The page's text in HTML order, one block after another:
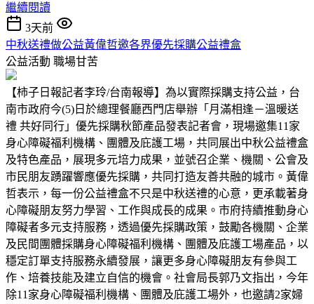
繼續閱讀
3天前
中秋送禮做公益黃偉哲邀各界優先採購公益禮盒
公益活動 職場甘苦
【柿子日報記者李玲/台南報導】為以實際採購支持公益，台
南市政府今(5)日於總理餐廳西門店舉辦「月滿相逢－溫暖送
禮 共好同行」優先採購秋節產品發表記者會，現場邀集11家
身心障礙福利機構、團體及庇護工場，共同展出中秋公益禮盒
及特色產品，展現多元培力成果，並號召企業、機關、公會及
市民朋友踴躍響應優先採購，共同打造友善共融的城市。黃偉
哲表示，每一份公益禮盒不只是中秋送禮的心意，更承載著身
心障礙朋友努力學習、工作與成長的成果。市府持續推動身心
障礙者多元支持服務，透過優先採購政策，鼓勵各機關、企業
及民間團體採購身心障礙福利機構、團體及庇護工場產品，以
穩定訂單支持服務永續發展，讓更多身心障礙朋友有參與工
作、培養技能及建立自信的機會。社會局長郭乃文指出，今年
除11家身心障礙福利機構、團體及庇護工場外，也邀請2家婦